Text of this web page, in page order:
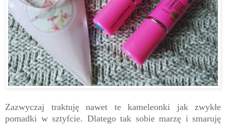
Zazwyczaj traktuję nawet te kameleonki jak zwykłe
pomadki w sztyfcie. Dlatego tak sobie marzę i smaruję